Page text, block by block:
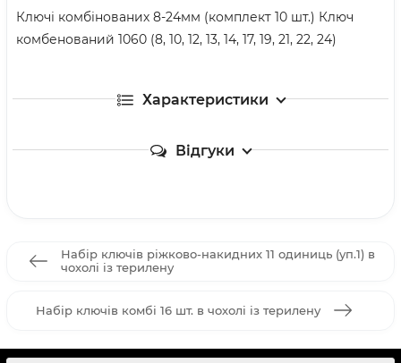
Ключі комбінованих 8-24мм (комплект 10 шт.) Ключ
комбенований 1060 (8, 10, 12, 13, 14, 17, 19, 21, 22, 24)
Характеристики
Відгуки
Набір ключів ріжково-накидних 11 одиниць (уп.1) в
чохолі із терилену
Набір ключів комбі 16 шт. в чохолі із терилену